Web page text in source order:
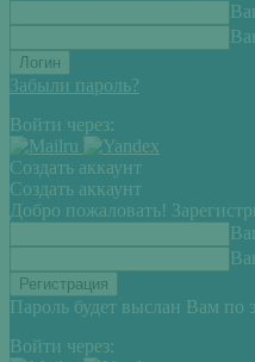
Забыли пароль?
Войти через:
Создать аккаунт
Создать аккаунт
Добро пожаловать!
Пароль будет выслан Вам по
Войти через: